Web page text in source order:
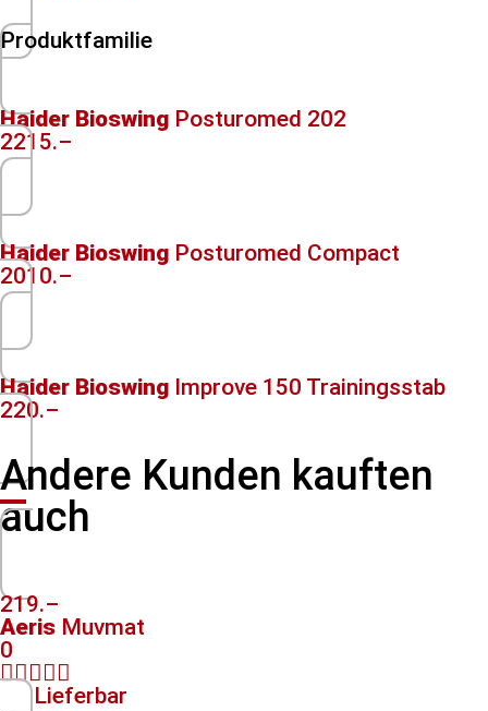
Produktfamilie
Haider Bioswing Posturomed 202
2215.–
Haider Bioswing Posturomed Compact
2010.–
Haider Bioswing Improve 150 Trainingsstab
220.–
Andere Kunden kauften
auch
219.–
Aeris Muvmat
0

Lieferbar